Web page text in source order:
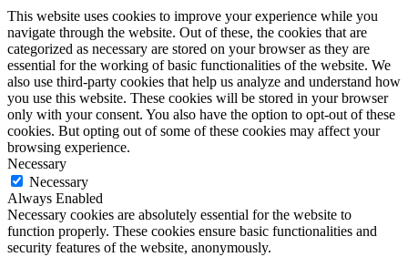
This website uses cookies to improve your experience while you
navigate through the website. Out of these, the cookies that are
categorized as necessary are stored on your browser as they are
essential for the working of basic functionalities of the website. We
also use third-party cookies that help us analyze and understand how
you use this website. These cookies will be stored in your browser
only with your consent. You also have the option to opt-out of these
cookies. But opting out of some of these cookies may affect your
browsing experience.
Necessary
Necessary
Always Enabled
Necessary cookies are absolutely essential for the website to
function properly. These cookies ensure basic functionalities and
security features of the website, anonymously.